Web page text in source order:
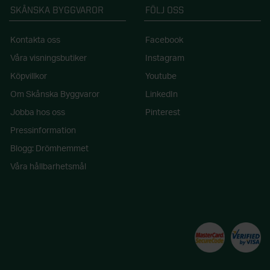
SKÅNSKA BYGGVAROR
Kontakta oss
Våra visningsbutiker
Köpvillkor
Om Skånska Byggvaror
Jobba hos oss
Pressinformation
Blogg: Drömhemmet
Våra hållbarhetsmål
FÖLJ OSS
Facebook
Instagram
Youtube
LinkedIn
Pinterest